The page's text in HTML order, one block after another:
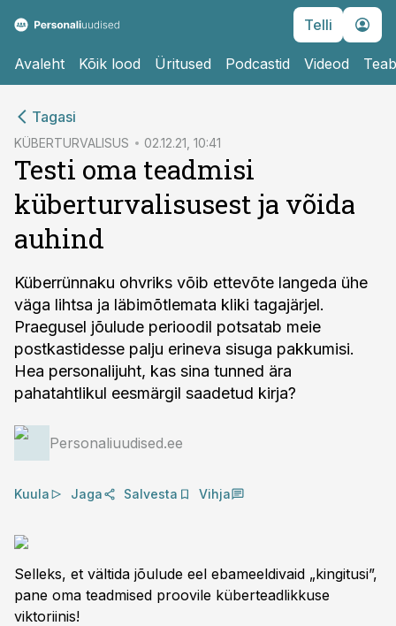
Telli
Avaleht Kõik lood Üritused Podcastid Videod
Tagasi
KÜBERTURVALISUS 02.12.21, 10:41
Testi oma teadmisi
küberturvalisusest ja võida
auhind
Küberrünnaku ohvriks võib ettevõte langeda ühe
väga lihtsa ja läbimõtlemata kliki tagajärjel.
Praegusel jõulude perioodil potsatab meie
postkastidesse palju erineva sisuga pakkumisi.
Hea personalijuht, kas sina tunned ära
pahatahtlikul eesmärgil saadetud kirja?
Personaliuudised.ee
Kuula Jaga Salvesta Vihja
Selleks, et vältida jõulude eel ebameeldivaid „kingitusi”,
pane oma teadmised proovile küberteadlikkuse
viktoriinis!